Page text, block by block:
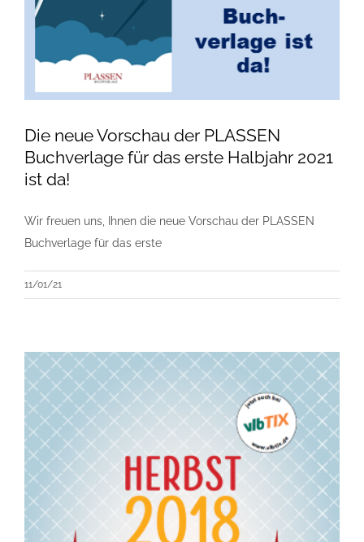
Die neue Vorschau der PLASSEN
Buchverlage für das erste Halbjahr 2021
ist da!
Wir freuen uns, Ihnen die neue Vorschau der PLASSEN
Buchverlage für das erste
11/01/21